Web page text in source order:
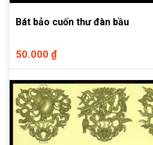
Bát bảo cuốn thư đàn bầu
50.000 ₫